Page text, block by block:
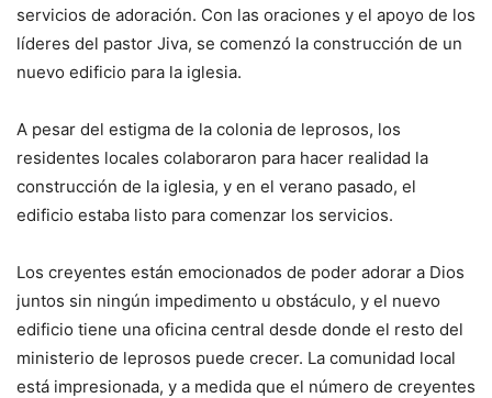
servicios de adoración. Con las oraciones y el apoyo de los
líderes del pastor Jiva, se comenzó la construcción de un
nuevo edificio para la iglesia.
A pesar del estigma de la colonia de leprosos, los
residentes locales colaboraron para hacer realidad la
construcción de la iglesia, y en el verano pasado, el
edificio estaba listo para comenzar los servicios.
Los creyentes están emocionados de poder adorar a Dios
juntos sin ningún impedimento u obstáculo, y el nuevo
edificio tiene una oficina central desde donde el resto del
ministerio de leprosos puede crecer. La comunidad local
está impresionada, y a medida que el número de creyentes